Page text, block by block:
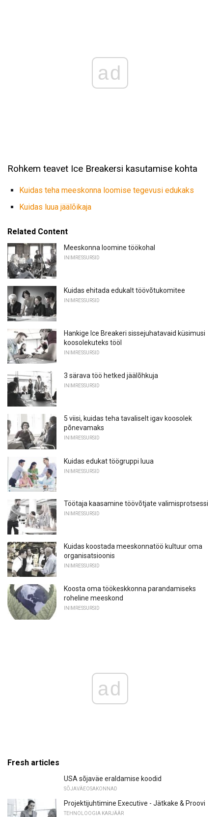
ad
Rohkem teavet Ice Breakersi kasutamise kohta
Kuidas teha meeskonna loomise tegevusi edukaks
Kuidas luua jäälõikaja
Related Content
Meeskonna loomine töökohal
INIMRESSURSID
Kuidas ehitada edukalt töövõtukomitee
INIMRESSURSID
Hankige Ice Breakeri sissejuhatavaid küsimusi
koosolekuteks tööl
INIMRESSURSID
3 särava töö hetked jäälõhkuja
INIMRESSURSID
5 viisi, kuidas teha tavaliselt igav koosolek
põnevamaks
INIMRESSURSID
Kuidas edukat töögruppi luua
INIMRESSURSID
Töötaja kaasamine töövõtjate valimisprotsessi
INIMRESSURSID
Kuidas koostada meeskonnatöö kultuur oma
organisatsioonis
INIMRESSURSID
Koosta oma töökeskkonna parandamiseks
roheline meeskond
INIMRESSURSID
ad
Fresh articles
USA sõjaväe eraldamise koodid
SÕJAVÄEOSAKONNAD
Projektijuhtimine Executive - Jätkake & Proovi
TEHNOLOOGIA KARJÄÄR